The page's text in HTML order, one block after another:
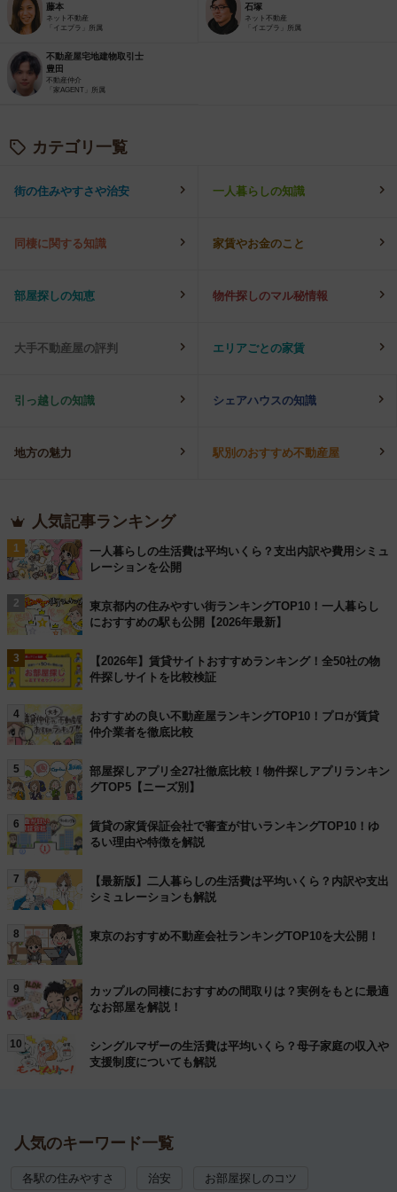
藤本
ネット不動産
「イエプラ」所属
石塚
ネット不動産
「イエプラ」所属
不動産屋宅地建物取引士
豊田
不動産仲介
「家AGENT」所属
カテゴリ一覧
街の住みやすさや治安 一人暮らしの知識
同棲に関する知識 家賃やお金のこと
部屋探しの知恵 物件探しのマル秘情報
大手不動産屋の評判 エリアごとの家賃
引っ越しの知識 シェアハウスの知識
地方の魅力 駅別のおすすめ不動産屋
人気記事ランキング
1
一人暮らしの生活費は平均いくら？支出内訳や費用シミュ
レーションを公開
2
東京都内の住みやすい街ランキングTOP10！一人暮らし
におすすめの駅も公開【2026年最新】
3
【2026年】賃貸サイトおすすめランキング！全50社の物
件探しサイトを比較検証
4
おすすめの良い不動産屋ランキングTOP10！プロが賃貸
仲介業者を徹底比較
5
部屋探しアプリ全27社徹底比較！物件探しアプリランキン
グTOP5【ニーズ別】
6
賃貸の家賃保証会社で審査が甘いランキングTOP10！ゆ
るい理由や特徴を解説
7
【最新版】二人暮らしの生活費は平均いくら？内訳や支出
シミュレーションも解説
8 東京のおすすめ不動産会社ランキングTOP10を大公開！
9
カップルの同棲におすすめの間取りは？実例をもとに最適
なお部屋を解説！
10
シングルマザーの生活費は平均いくら？母子家庭の収入や
支援制度についても解説
人気のキーワード一覧
各駅の住みやすさ 治安 お部屋探しのコツ